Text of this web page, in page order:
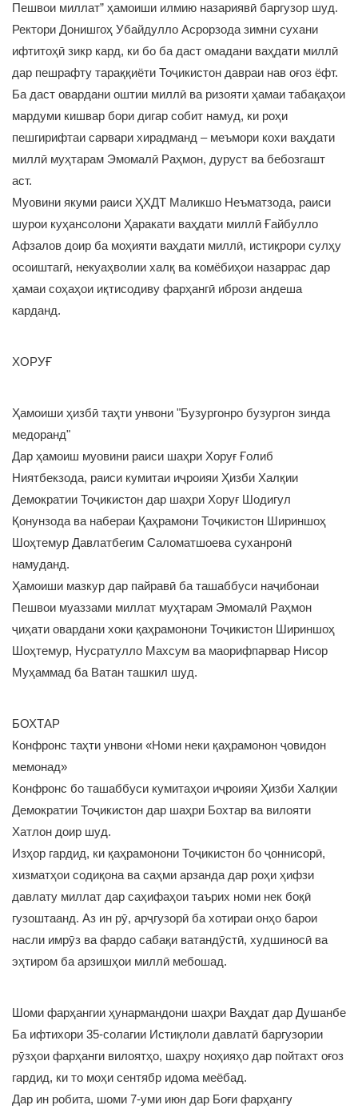
Пешвои миллат” ҳамоиши илмию назариявӣ баргузор шуд.
Ректори Донишгоҳ Убайдулло Асрорзода зимни сухани
ифтитоҳӣ зикр кард, ки бо ба даст омадани ваҳдати миллӣ
дар пешрафту тараққиёти Тоҷикистон давраи нав оғоз ёфт.
Ба даст овардани оштии миллӣ ва ризояти ҳамаи табақаҳои
мардуми кишвар бори дигар собит намуд, ки роҳи
пешгирифтаи сарвари хирадманд – меъмори кохи ваҳдати
миллӣ муҳтарам Эмомалӣ Раҳмон, дуруст ва бебозгашт
аст.
Муовини якуми раиси ҲХДТ Маликшо Неъматзода, раиси
шурои куҳансолони Ҳаракати ваҳдати миллӣ Ғайбулло
Афзалов доир ба моҳияти ваҳдати миллӣ, истиқрори сулҳу
осоиштагӣ, некуаҳволии халқ ва комёбиҳои назаррас дар
ҳамаи соҳаҳои иқтисодиву фарҳангӣ ибрози андеша
карданд.
ХОРУҒ
Ҳамоиши ҳизбӣ таҳти унвони "Бузургонро бузургон зинда
медоранд"
Дар ҳамоиш муовини раиси шаҳри Хоруғ Ғолиб
Ниятбекзода, раиси кумитаи иҷроияи Ҳизби Халқии
Демократии Тоҷикистон дар шаҳри Хоруғ Шодигул
Қонунзода ва набераи Қаҳрамони Тоҷикистон Шириншоҳ
Шоҳтемур Давлатбегим Саломатшоева суханронӣ
намуданд.
Ҳамоиши мазкур дар пайравӣ ба ташаббуси наҷибонаи
Пешвои муаззами миллат муҳтарам Эмомалӣ Раҳмон
ҷиҳати овардани хоки қаҳрамонони Тоҷикистон Шириншоҳ
Шоҳтемур, Нусратулло Махсум ва маорифпарвар Нисор
Муҳаммад ба Ватан ташкил шуд.
БОХТАР
Конфронс таҳти унвони «Номи неки қаҳрамонон ҷовидон
мемонад»
Конфронс бо ташаббуси кумитаҳои иҷроияи Ҳизби Халқии
Демократии Тоҷикистон дар шаҳри Бохтар ва вилояти
Хатлон доир шуд.
Изҳор гардид, ки қаҳрамонони Тоҷикистон бо ҷоннисорӣ,
хизматҳои содиқона ва саҳми арзанда дар роҳи ҳифзи
давлату миллат дар саҳифаҳои таърих номи нек боқӣ
гузоштаанд. Аз ин рӯ, арҷгузорӣ ба хотираи онҳо барои
насли имрӯз ва фардо сабақи ватандӯстӣ, худшиносӣ ва
эҳтиром ба арзишҳои миллӣ мебошад.
Шоми фарҳангии ҳунармандони шаҳри Ваҳдат дар Душанбе
Ба ифтихори 35-солагии Истиқлоли давлатӣ баргузории
рӯзҳои фарҳанги вилоятҳо, шаҳру ноҳияҳо дар пойтахт оғоз
гардид, ки то моҳи сентябр идома меёбад.
Дар ин робита, шоми 7-уми июн дар Боғи фарҳангу